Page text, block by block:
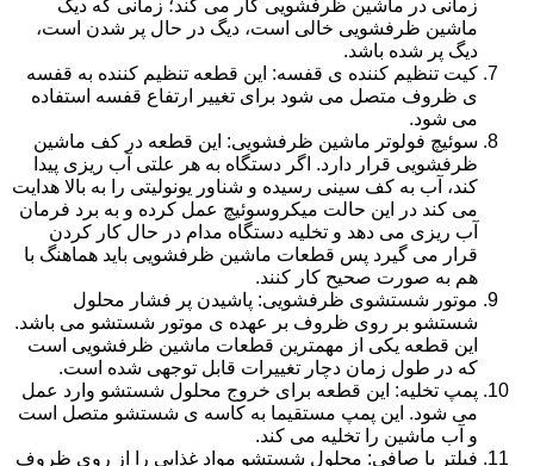
زمانی در ماشین ظرفشویی کار می کند؛ زمانی که دیگ
ماشین ظرفشویی خالی است، دیگ در حال پر شدن است،
دیگ پر شده باشد.
کیت تنظیم کننده ی قفسه: این قطعه تنظیم کننده به قفسه
ی ظروف متصل می شود برای تغییر ارتفاع قفسه استفاده
می شود.
سوئیچ فولوتر ماشین ظرفشویی: این قطعه در کف ماشین
ظرفشویی قرار دارد. اگر دستگاه به هر علتی آب ریزی پیدا
کند، آب به کف سینی رسیده و شناور یونولیتی را به بالا هدایت
می کند در این حالت میکروسوئیچ عمل کرده و به برد فرمان
آب ریزی می دهد و تخلیه دستگاه مدام در حال کار کردن
قرار می گیرد پس قطعات ماشین ظرفشویی باید هماهنگ با
هم به صورت صحیح کار کنند.
موتور شستشوی ظرفشویی: پاشیدن پر فشار محلول
شستشو بر روی ظروف بر عهده ی موتور شستشو می باشد.
این قطعه یکی از مهمترین قطعات ماشین ظرفشویی است
که در طول زمان دچار تغییرات قابل توجهی شده است.
پمپ تخلیه: این قطعه برای خروج محلول شستشو وارد عمل
می شود. این پمپ مستقیما به کاسه ی شستشو متصل است
و آب ماشین را تخلیه می کند.
فیلتر یا صافی: محلول شستشو مواد غذایی را از روی ظروف